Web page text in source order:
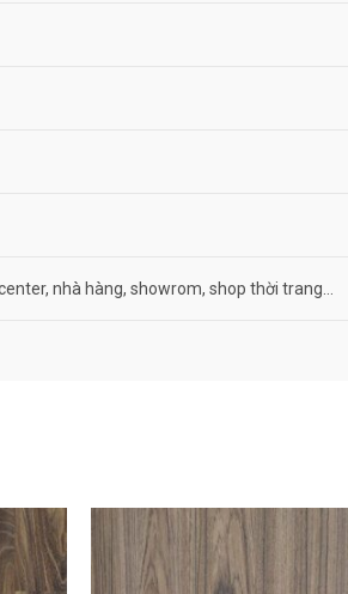
nhà hàng, showrom, shop thời trang…